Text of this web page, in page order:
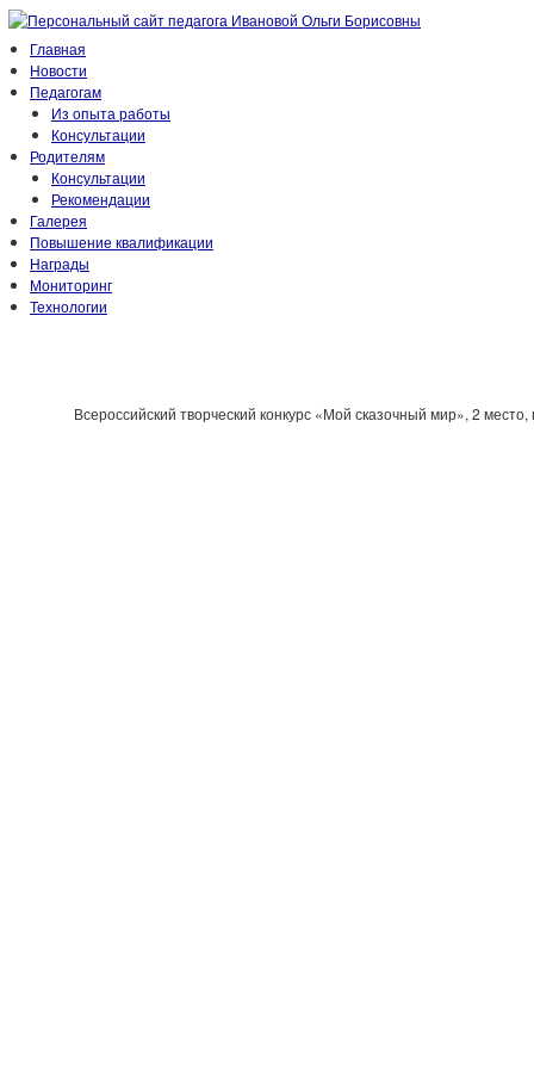
Главная
Новости
Педагогам
Из опыта работы
Консультации
Родителям
Консультации
Рекомендации
Галерея
Повышение квалификации
Награды
Мониторинг
Технологии
Всероссийский творческий конкурс «Мой сказочный мир», 2